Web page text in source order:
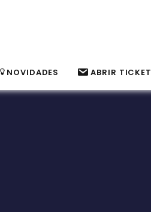
NOVIDADES ABRIR TICKET